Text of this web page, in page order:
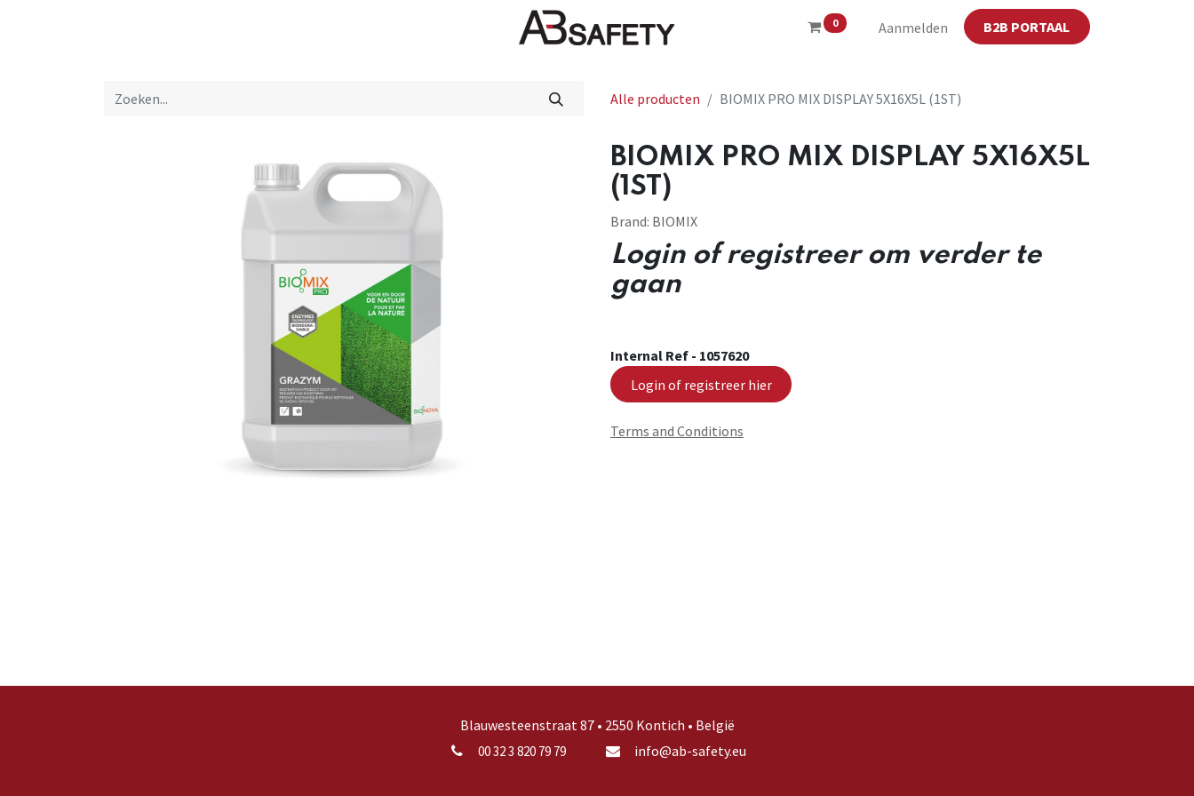
0 Aanmelden B2B PORTAAL
Winkel CE
Alle producten BIOMIX PRO MIX DISPLAY 5X16X5L (1ST)
BIOMIX PRO MIX DISPLAY 5X16X5L
(1ST)
Brand: BIOMIX
Login of registreer om verder te
gaan
Internal Ref - 1057620
Login of registreer hier
Terms and Conditions
Blauwesteenstraat 87 • 2550 Kontich • België
00 32 3 820 79 79 info@ab-safety.eu